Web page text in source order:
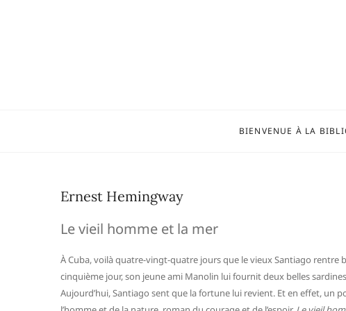
BIENVENUE À LA
Ernest Hemingway
Le vieil homme et la mer
À Cuba, voilà quatre-vingt-quatre jours que le vieux Santiago rentre
cinquième jour, son jeune ami Manolin lui fournit deux belles
Aujourd’hui, Santiago sent que la fortune lui revient. Et en effet, un